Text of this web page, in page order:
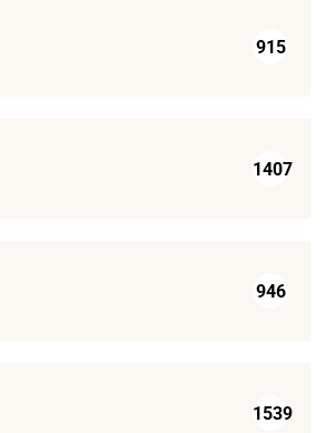
915
1407
946
1539